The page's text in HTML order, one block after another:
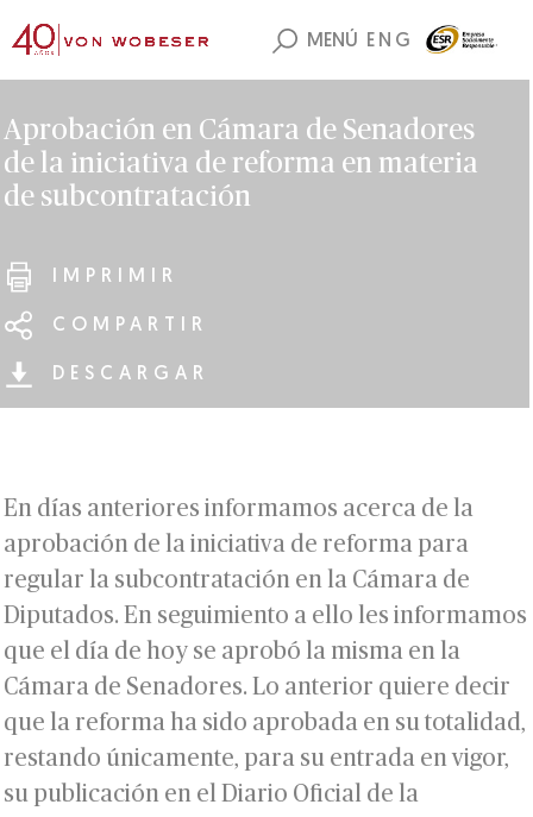
MENÚ ENG
Aprobación en Cámara de Senadores
de la iniciativa de reforma en materia
de subcontratación
IMPRIMIR
COMPARTIR
DESCARGAR
En días anteriores informamos acerca de la
aprobación de la iniciativa de reforma para
regular la subcontratación en la Cámara de
Diputados. En seguimiento a ello les informamos
que el día de hoy se aprobó la misma en la
Cámara de Senadores. Lo anterior quiere decir
que la reforma ha sido aprobada en su totalidad,
restando únicamente, para su entrada en vigor,
su publicación en el Diario Oficial de la